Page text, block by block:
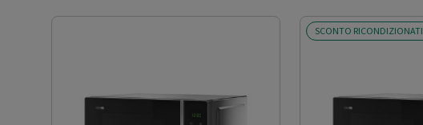
SCONTO RICONDIZIONATI